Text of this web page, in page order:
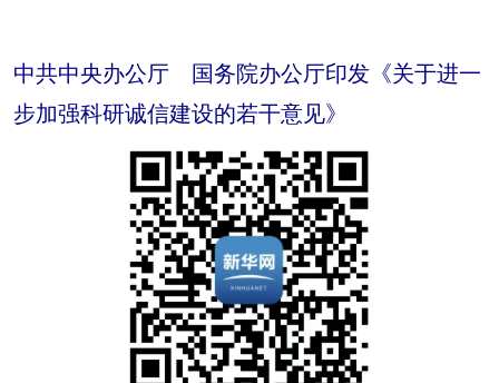
中共中央办公厅 国务院办公厅印发《关于进一
步加强科研诚信建设的若干意见》